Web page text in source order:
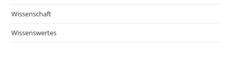
Wissenschaft
Wissenswertes